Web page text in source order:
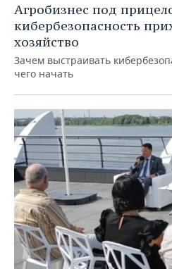
Агробизнес под
кибербезопасность
хозяйство
Зачем выстраивать
чего начать